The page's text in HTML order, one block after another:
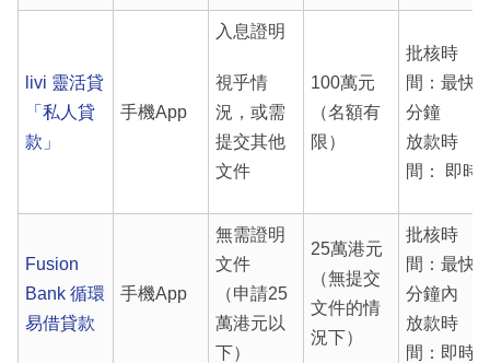
livi 靈活貸
「私人貸
款」
手機App
入息證明
視乎情
況，或需
提交其他
文件
100萬元
（名額有
限）
批核時
間：最快2
分鐘
放款時
間： 即時
Fusion
Bank 循環
易借貸款
手機App
無需證明
文件
（申請25
萬港元以
下）
25萬港元
（無提交
文件的情
況下）
批核時
間：最快1
分鐘內
放款時
間：即時